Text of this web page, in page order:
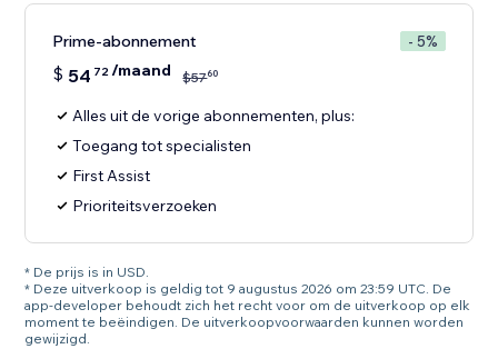
Prime-abonnement - 5%
$ 54 72/maand $5760
Alles uit de vorige abonnementen, plus:
Toegang tot specialisten
First Assist
Prioriteitsverzoeken
* De prijs is in USD.
* Deze uitverkoop is geldig tot 9 augustus 2026 om 23:59 UTC. De
app-developer behoudt zich het recht voor om de uitverkoop op elk
moment te beëindigen. De uitverkoopvoorwaarden kunnen worden
gewijzigd.